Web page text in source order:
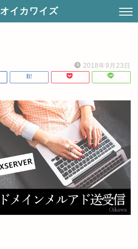
オイカワイズ
2018年9月23日